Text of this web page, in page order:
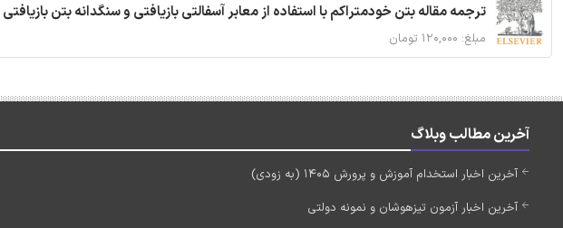
ترجمه مقاله بتن خودمتراکم با استفاده از معابر آسفالتی بازیافتی و سنگدانه بتن بازیافتی
مبلغ: ۱۲۰,۰۰۰ تومان
آخرین مطالب وبلاگ
آخرین اخبار استخدام آموزش و پرورش 1405 (به زودی)
آخرین اخبار آزمون تیزهوشان و نمونه دولتی